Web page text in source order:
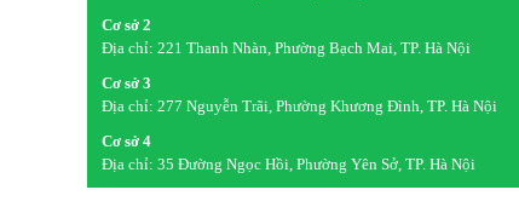
Cơ sở 2
Địa chỉ: 221 Thanh Nhàn, Phường Bạch Mai, TP. Hà Nội
Cơ sở 3
Địa chỉ: 277 Nguyễn Trãi, Phường Khương Đình, TP. Hà Nội
Cơ sở 4
Địa chỉ: 35 Đường Ngọc Hồi, Phường Yên Sở, TP. Hà Nội